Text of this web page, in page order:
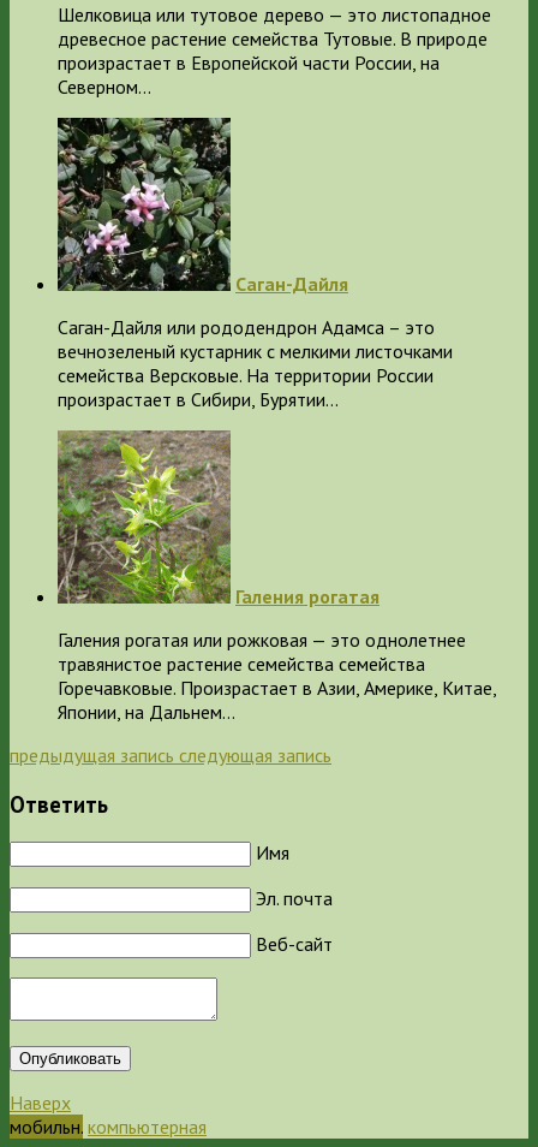
Шелковица или тутовое дерево — это листопадное
древесное растение семейства Тутовые. В природе
произрастает в Европейской части России, на
Северном…
Саган-Дайля
Саган-Дайля или рододендрон Адамса – это
вечнозеленый кустарник с мелкими листочками
семейства Версковые. На территории России
произрастает в Сибири, Бурятии…
Галения рогатая
Галения рогатая или рожковая — это однолетнее
травянистое растение семейства семейства
Горечавковые. Произрастает в Азии, Америке, Китае,
Японии, на Дальнем…
предыдущая запись следующая запись
Ответить
Имя
Эл. почта
Веб-сайт
Опубликовать
Наверх
мобильн. компьютерная